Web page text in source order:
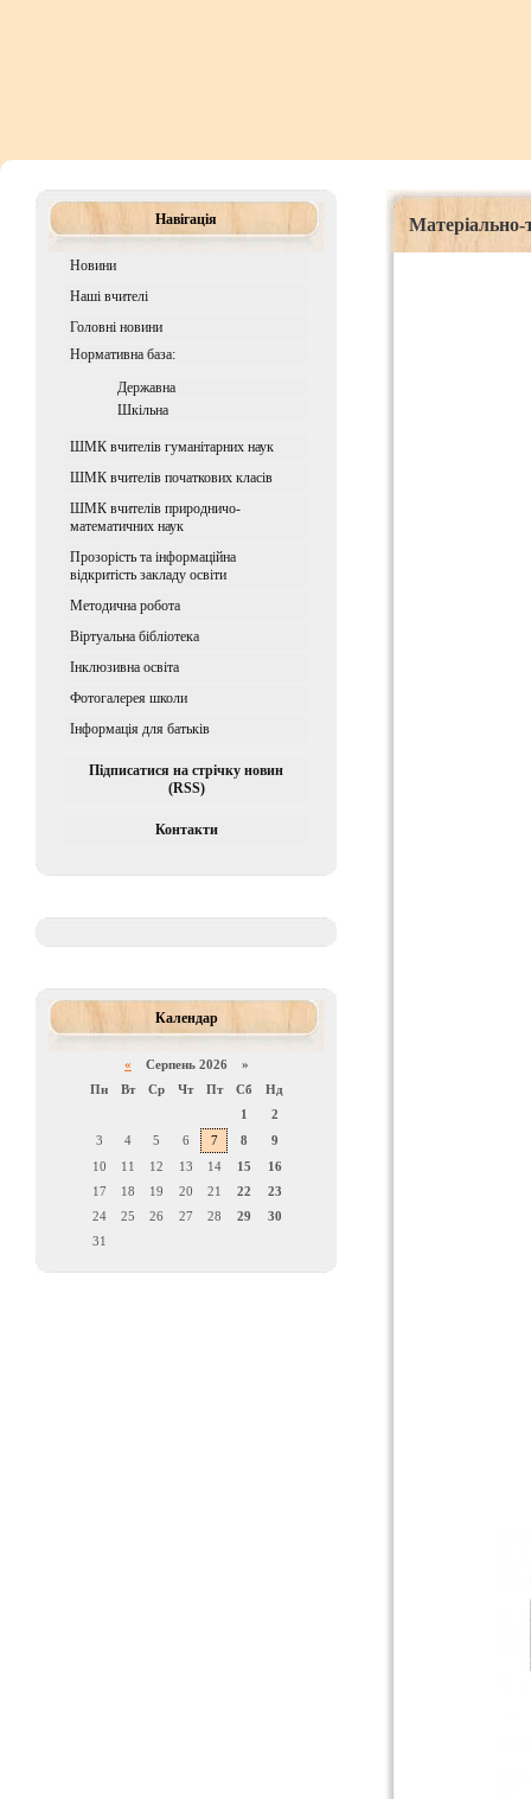
Навігація
Новини
Наші вчителі
Головні новини
Нормативна база:
Державна
Шкiльна
ШМК вчителів гуманітарних наук
ШМК вчителів початкових класів
ШМК вчителів природничо-
математичних наук
Прозорість та інформаційна
відкритість закладу освіти
Методична робота
Віртуальна бібліотека
Iнклюзивна освiта
Фотогалерея школи
Інформація для батьків
Підписатися на стрічку новин
(RSS)
Контакти
Календар
« Серпень 2026 »
Пн
Вт Ср Чт Пт Сб
Нд
1
2
3
4 5 6 7 8
9
10
11 12 13 14 15
16
17
18 19 20 21 22
23
24
25 26 27 28 29
30
31
Матеріально-